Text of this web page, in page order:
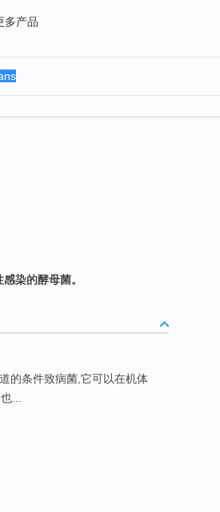
多产品
染的酵母菌。
的条件致病菌,它可以在机体
...